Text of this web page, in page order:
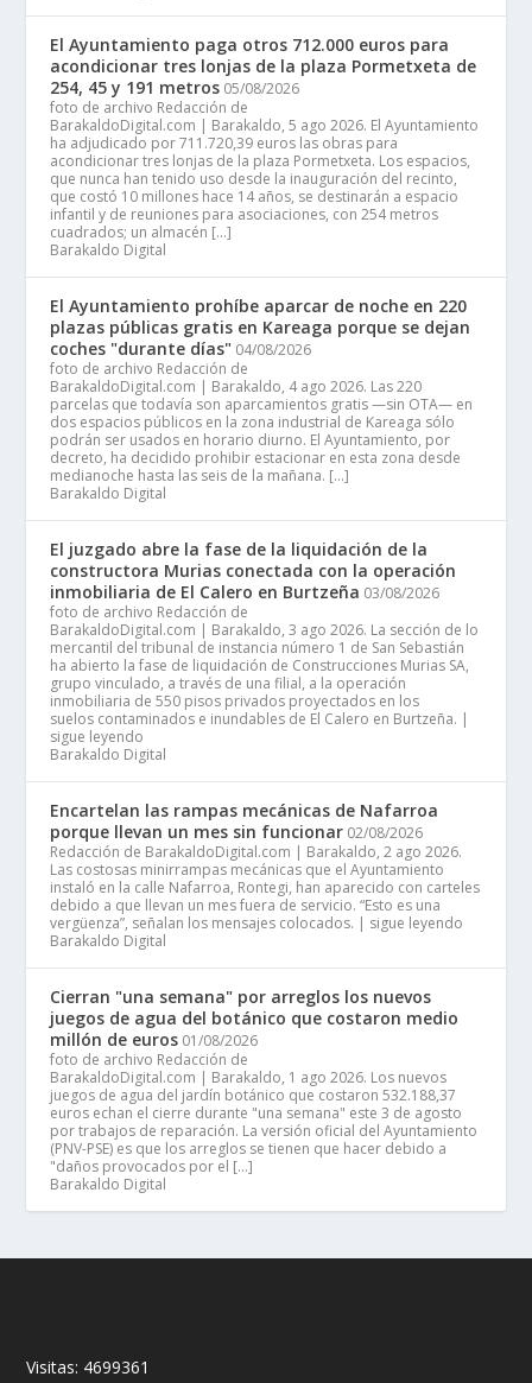
El Ayuntamiento paga otros 712.000 euros para
acondicionar tres lonjas de la plaza Pormetxeta de
254, 45 y 191 metros 05/08/2026
foto de archivo Redacción de
BarakaldoDigital.com | Barakaldo, 5 ago 2026. El Ayuntamiento
ha adjudicado por 711.720,39 euros las obras para
acondicionar tres lonjas de la plaza Pormetxeta. Los espacios,
que nunca han tenido uso desde la inauguración del recinto,
que costó 10 millones hace 14 años, se destinarán a espacio
infantil y de reuniones para asociaciones, con 254 metros
cuadrados; un almacén […]
Barakaldo Digital
El Ayuntamiento prohíbe aparcar de noche en 220
plazas públicas gratis en Kareaga porque se dejan
coches "durante días" 04/08/2026
foto de archivo Redacción de
BarakaldoDigital.com | Barakaldo, 4 ago 2026. Las 220
parcelas que todavía son aparcamientos gratis —sin OTA— en
dos espacios públicos en la zona industrial de Kareaga sólo
podrán ser usados en horario diurno. El Ayuntamiento, por
decreto, ha decidido prohibir estacionar en esta zona desde
medianoche hasta las seis de la mañana. […]
Barakaldo Digital
El juzgado abre la fase de la liquidación de la
constructora Murias conectada con la operación
inmobiliaria de El Calero en Burtzeña 03/08/2026
foto de archivo Redacción de
BarakaldoDigital.com | Barakaldo, 3 ago 2026. La sección de lo
mercantil del tribunal de instancia número 1 de San Sebastián
ha abierto la fase de liquidación de Construcciones Murias SA,
grupo vinculado, a través de una filial, a la operación
inmobiliaria de 550 pisos privados proyectados en los
suelos contaminados e inundables de El Calero en Burtzeña. |
sigue leyendo
Barakaldo Digital
Encartelan las rampas mecánicas de Nafarroa
porque llevan un mes sin funcionar 02/08/2026
Redacción de BarakaldoDigital.com | Barakaldo, 2 ago 2026.
Las costosas minirrampas mecánicas que el Ayuntamiento
instaló en la calle Nafarroa, Rontegi, han aparecido con carteles
debido a que llevan un mes fuera de servicio. “Esto es una
vergüenza”, señalan los mensajes colocados. | sigue leyendo
Barakaldo Digital
Cierran "una semana" por arreglos los nuevos
juegos de agua del botánico que costaron medio
millón de euros 01/08/2026
foto de archivo Redacción de
BarakaldoDigital.com | Barakaldo, 1 ago 2026. Los nuevos
juegos de agua del jardín botánico que costaron 532.188,37
euros echan el cierre durante "una semana" este 3 de agosto
por trabajos de reparación. La versión oficial del Ayuntamiento
(PNV-PSE) es que los arreglos se tienen que hacer debido a
"daños provocados por el […]
Barakaldo Digital
Visitas: 4699361